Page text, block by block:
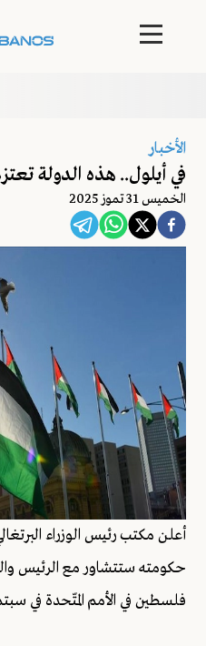
الأخبار
في أيلول.. هذه الدولة
الخميس 31 تموز 2025
أعلن مكتب رئيس الوزراء
حكومته ستتشاور مع الرئيس
فلسطين في الأمم المتّحدة في